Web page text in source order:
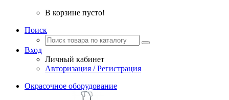
В корзине пусто!
Поиск
Вход
Личный кабинет
Авторизация / Регистрация
Окрасочное оборудование